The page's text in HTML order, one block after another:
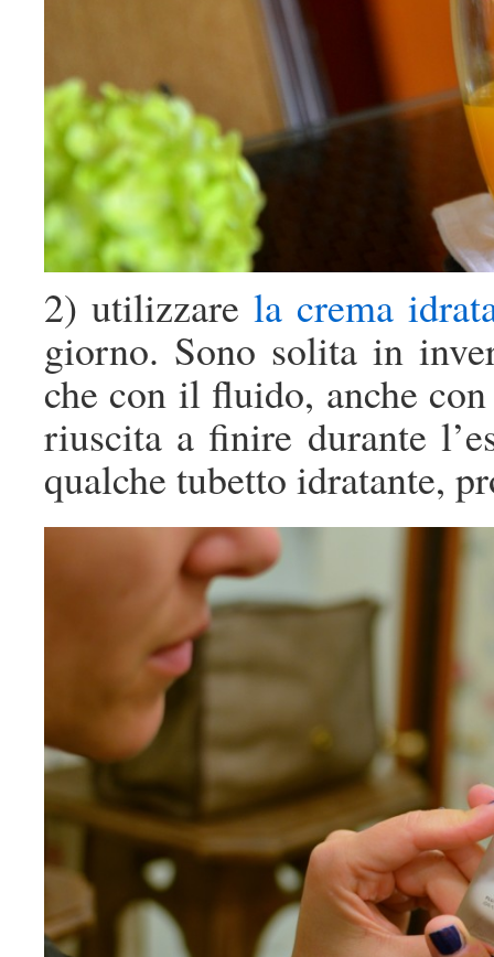
2) utilizzare la crema
giorno. Sono solita in
che con il fluido, anche
riuscita a finire durante
qualche tubetto idratante,